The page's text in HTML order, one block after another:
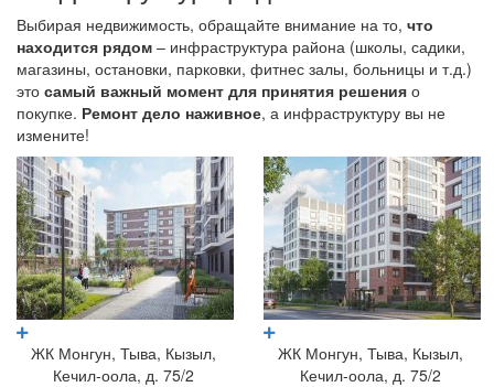
Выбирая недвижимость, обращайте внимание на то, что
находится рядом – инфраструктура района (школы, садики,
магазины, остановки, парковки, фитнес залы, больницы и т.д.)
это самый важный момент для принятия решения о
покупке. Ремонт дело наживное, а инфраструктуру вы не
измените!
ЖК Монгун, Тыва, Кызыл,
Кечил-оола, д. 75/2
ЖК Монгун, Тыва, Кызыл,
Кечил-оола, д. 75/2